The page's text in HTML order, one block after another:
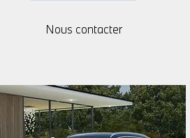
Nous contacter